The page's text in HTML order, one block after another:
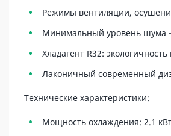
Режимы вентиляции,
Минимальный уровень шума
Хладагент R32:
Лаконичный современный
Технические характеристики:
Мощность охлаждения: 2.1